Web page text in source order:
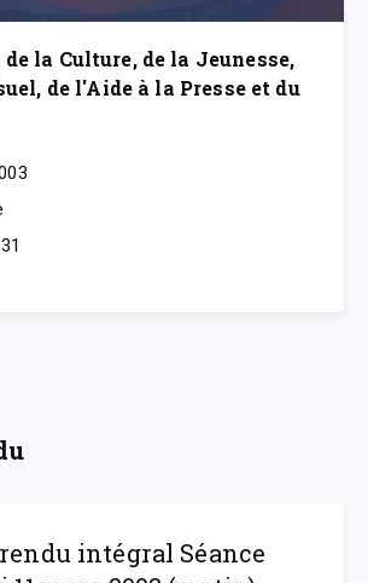
la Culture, de la Jeunesse,
de l'Aide à la Presse et du
intégral Séance